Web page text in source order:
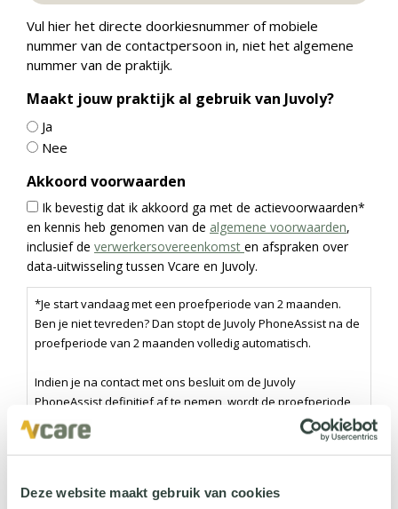
Deze website maakt gebruik van cookies
Vul hier het directe doorkiesnummer of mobiele
nummer van de contactpersoon in, niet het algemene
nummer van de praktijk.
Maakt jouw praktijk al gebruik van Juvoly?
Ja
Nee
Akkoord voorwaarden
Ik bevestig dat ik akkoord ga met de actievoorwaarden*
en kennis heb genomen van de algemene voorwaarden,
inclusief de verwerkersovereenkomst en afspraken over
data-uitwisseling tussen Vcare en Juvoly.
*Je start vandaag met een proefperiode van 2 maanden.
Ben je niet tevreden? Dan stopt de Juvoly PhoneAssist na de
proefperiode van 2 maanden volledig automatisch.
Indien je na contact met ons besluit om de Juvoly
PhoneAssist definitief af te nemen, wordt de proefperiode
omgezet in een jaarabonnement. De initiële looptijd van 1
jaar gaat in dat geval met terugwerkende kracht in op het
moment dat de Juvoly PhoneAssist oorspronkelijk is
maanden blijven uiteraard gratis). Na deze initiële looptijd